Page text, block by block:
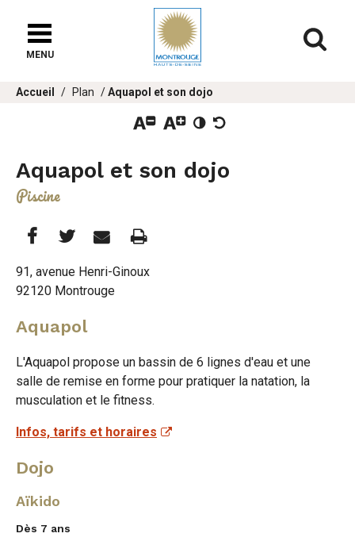
chat
MENU
Vous
Accueil Plan Aquapol et son dojo
Aquapol et son dojo
Piscine
Partager
cette
page
sur
Facebook
Partager
cette
page
sur
Twitter
Partager
cette
page
e-
mail
Imprimer
91, avenue Henri-Ginoux
92120 Montrouge
Aquapol
L'Aquapol propose un bassin de 6 lignes d'eau et une
salle de remise en forme pour pratiquer la natation, la
musculation et le fitness.
Infos, tarifs et horaires
Dojo
Aïkido
Dès 7 ans